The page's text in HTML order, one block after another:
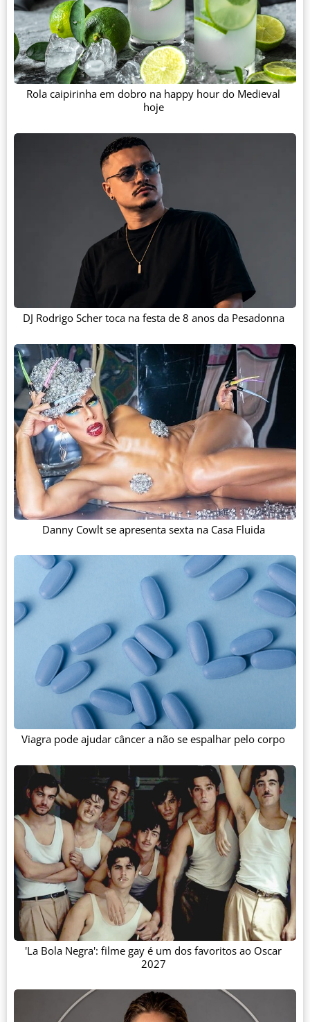
Rola caipirinha em dobro na happy hour do Medieval
hoje
DJ Rodrigo Scher toca na festa de 8 anos da Pesadonna
Danny Cowlt se apresenta sexta na Casa Fluida
Viagra pode ajudar câncer a não se espalhar pelo corpo
'La Bola Negra': filme gay é um dos favoritos ao Oscar
2027